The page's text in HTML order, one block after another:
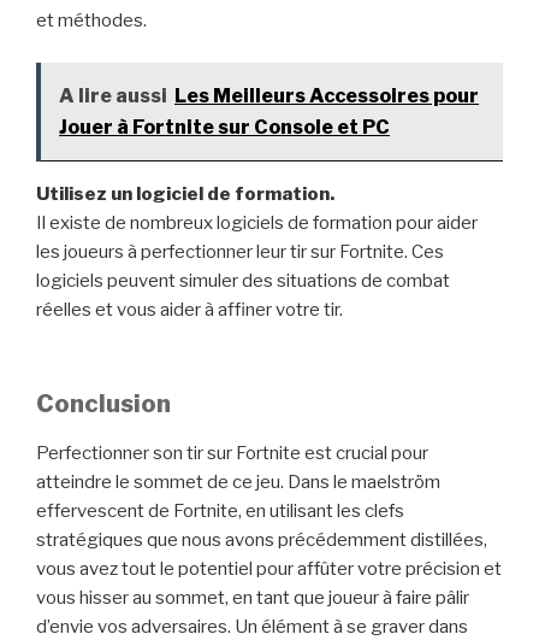
et méthodes.
A lire aussi Les Meilleurs Accessoires pour
Jouer à Fortnite sur Console et PC
Utilisez un logiciel de formation.
Il existe de nombreux logiciels de formation pour aider
les joueurs à perfectionner leur tir sur Fortnite. Ces
logiciels peuvent simuler des situations de combat
réelles et vous aider à affiner votre tir.
Conclusion
Perfectionner son tir sur Fortnite est crucial pour
atteindre le sommet de ce jeu. Dans le maelström
effervescent de Fortnite, en utilisant les clefs
stratégiques que nous avons précédemment distillées,
vous avez tout le potentiel pour affûter votre précision et
vous hisser au sommet, en tant que joueur à faire pâlir
d’envie vos adversaires. Un élément à se graver dans